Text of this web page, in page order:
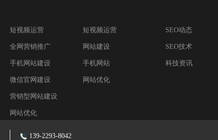
短视频运营
全网营销推广
手机网站建设
微信官网建设
营销型网站建设
网站优化
阿里装修运营
短视频运营
网站建设
手机网站
网站优化
SEO动态
SEO技术
科技资讯
139-2293-8042